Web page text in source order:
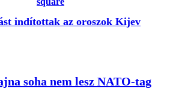
indítottak az oroszok Kijev
soha nem lesz NATO-tag